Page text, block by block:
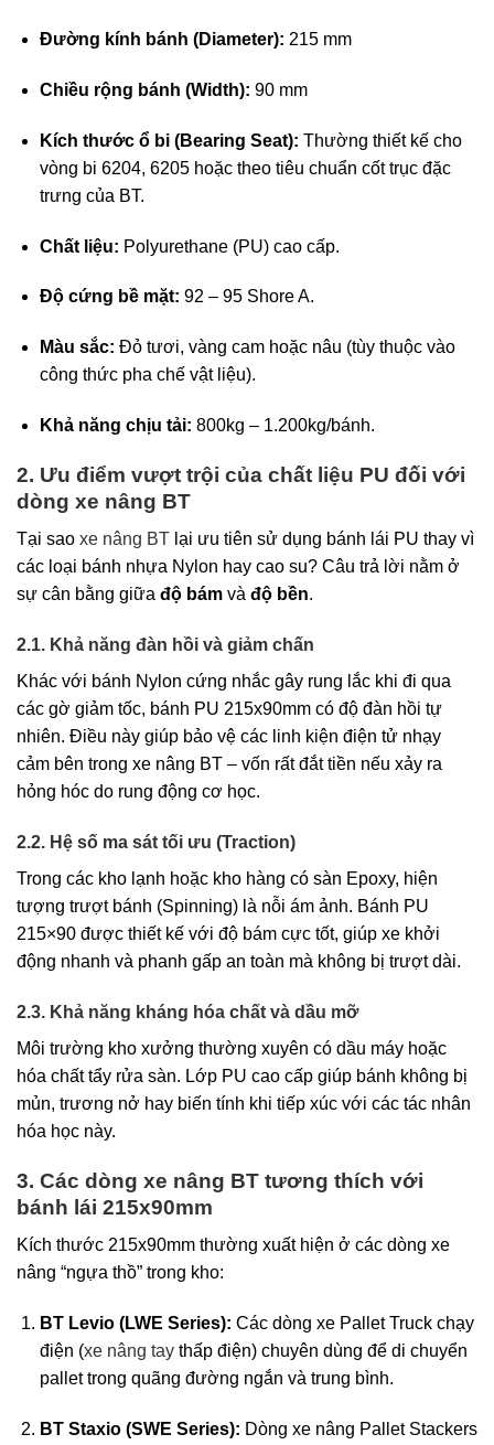
Đường kính bánh (Diameter): 215 mm
Chiều rộng bánh (Width): 90 mm
Kích thước ổ bi (Bearing Seat): Thường thiết kế cho
vòng bi 6204, 6205 hoặc theo tiêu chuẩn cốt trục đặc
trưng của BT.
Chất liệu: Polyurethane (PU) cao cấp.
Độ cứng bề mặt: 92 – 95 Shore A.
Màu sắc: Đỏ tươi, vàng cam hoặc nâu (tùy thuộc vào
công thức pha chế vật liệu).
Khả năng chịu tải: 800kg – 1.200kg/bánh.
2. Ưu điểm vượt trội của chất liệu PU đối với
dòng xe nâng BT
Tại sao xe nâng BT lại ưu tiên sử dụng bánh lái PU thay vì
các loại bánh nhựa Nylon hay cao su? Câu trả lời nằm ở
sự cân bằng giữa độ bám và độ bền.
2.1. Khả năng đàn hồi và giảm chấn
Khác với bánh Nylon cứng nhắc gây rung lắc khi đi qua
các gờ giảm tốc, bánh PU 215x90mm có độ đàn hồi tự
nhiên. Điều này giúp bảo vệ các linh kiện điện tử nhạy
cảm bên trong xe nâng BT – vốn rất đắt tiền nếu xảy ra
hỏng hóc do rung động cơ học.
2.2. Hệ số ma sát tối ưu (Traction)
Trong các kho lạnh hoặc kho hàng có sàn Epoxy, hiện
tượng trượt bánh (Spinning) là nỗi ám ảnh. Bánh PU
215×90 được thiết kế với độ bám cực tốt, giúp xe khởi
động nhanh và phanh gấp an toàn mà không bị trượt dài.
2.3. Khả năng kháng hóa chất và dầu mỡ
Môi trường kho xưởng thường xuyên có dầu máy hoặc
hóa chất tẩy rửa sàn. Lớp PU cao cấp giúp bánh không bị
mủn, trương nở hay biến tính khi tiếp xúc với các tác nhân
hóa học này.
3. Các dòng xe nâng BT tương thích với
bánh lái 215x90mm
Kích thước 215x90mm thường xuất hiện ở các dòng xe
nâng “ngựa thồ” trong kho:
BT Levio (LWE Series): Các dòng xe Pallet Truck chạy
điện (xe nâng taythấp điện) chuyên dùng để di chuyển
pallet trong quãng đường ngắn và trung bình.
BT Staxio (SWE Series): Dòng xe nâng Pallet Stackers